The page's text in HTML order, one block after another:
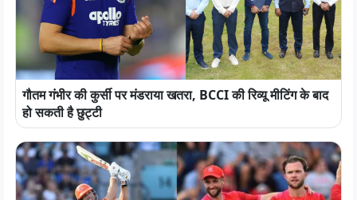
गौतम गंभीर की कुर्सी पर मंडराया खतरा, BCCI की रिव्यू मीटिंग के बाद
हो सकती है छुट्टी